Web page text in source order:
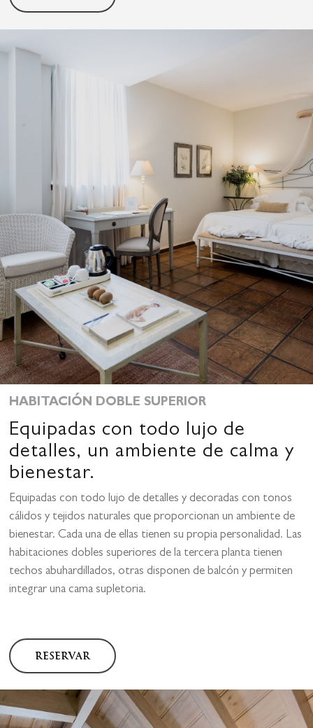
HABITACIÓN DOBLE SUPERIOR
Equipadas con todo lujo de
detalles, un ambiente de calma y
bienestar.
Equipadas con todo lujo de detalles y decoradas con tonos
cálidos y tejidos naturales que proporcionan un ambiente de
bienestar. Cada una de ellas tienen su propia personalidad. Las
habitaciones dobles superiores de la tercera planta tienen
techos abuhardillados, otras disponen de balcón y permiten
integrar una cama supletoria.
RESERVAR